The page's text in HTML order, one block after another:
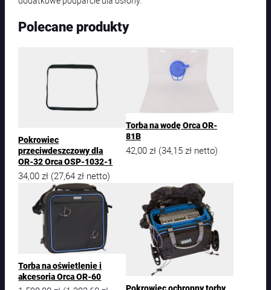
Polecane produkty
Pokrowiec
przeciwdeszczowy dla
OR-32 Orca OSP-1032-1
34,00zł (27,64zł netto)
Torba na wodę Orca OR-
81B
42,00 zł (34,15 zł netto)
Torba na oświetlenie i
akcesoria Orca OR-60